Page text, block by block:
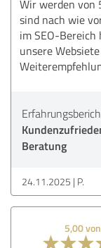
Wir werden von
sind nach wie
im SEO-
unsere
Beratung
24.11.2025 P.
5,00